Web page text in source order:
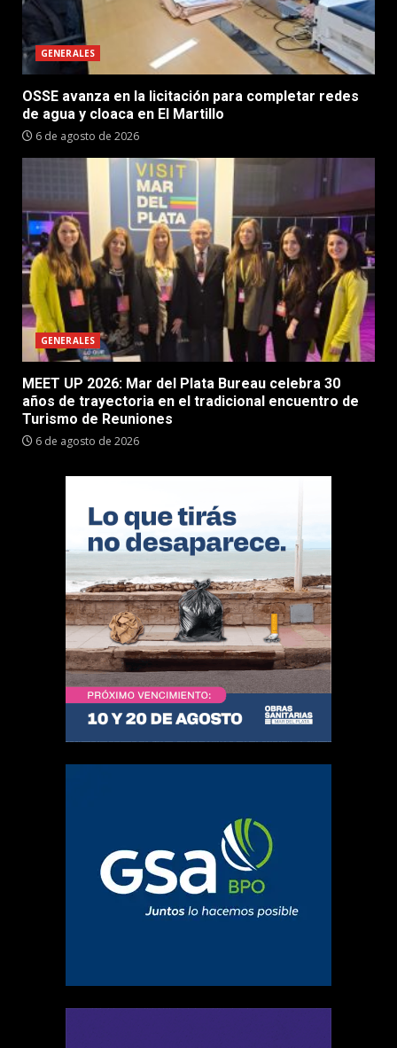
GENERALES
OSSE avanza en la licitación para completar redes
de agua y cloaca en El Martillo
6 de agosto de 2026
GENERALES
MEET UP 2026: Mar del Plata Bureau celebra 30
años de trayectoria en el tradicional encuentro de
Turismo de Reuniones
6 de agosto de 2026